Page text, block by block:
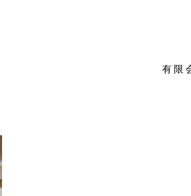
有限